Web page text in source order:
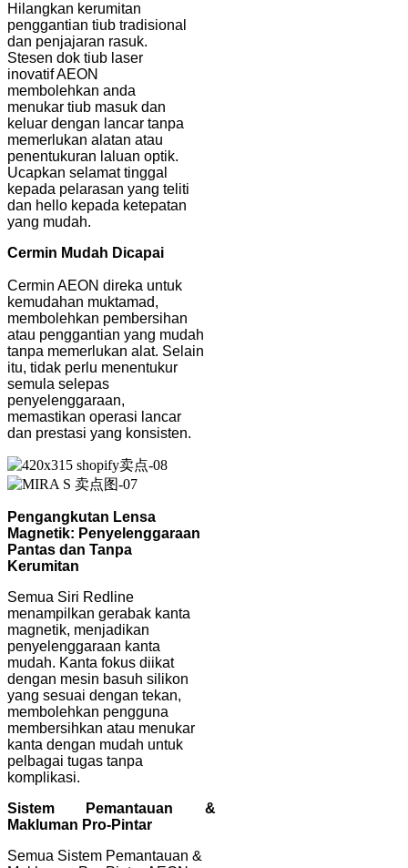
Hilangkan kerumitan
penggantian tiub tradisional
dan penjajaran rasuk.
Stesen dok tiub laser
inovatif AEON
membolehkan anda
menukar tiub masuk dan
keluar dengan lancar tanpa
memerlukan alatan atau
penentukuran laluan optik.
Ucapkan selamat tinggal
kepada pelarasan yang teliti
dan hello kepada ketepatan
yang mudah.
Cermin Mudah Dicapai
Cermin AEON direka untuk
kemudahan muktamad,
membolehkan pembersihan
atau penggantian yang mudah
tanpa memerlukan alat. Selain
itu, tidak perlu menentukur
semula selepas
penyelenggaraan,
memastikan operasi lancar
dan prestasi yang konsisten.
Pengangkutan Lensa
Magnetik: Penyelenggaraan
Pantas dan Tanpa
Kerumitan
Semua Siri Redline
menampilkan gerabak kanta
magnetik, menjadikan
penyelenggaraan kanta
mudah. Kanta fokus diikat
dengan mesin basuh silikon
yang sesuai dengan tekan,
membolehkan pengguna
membersihkan atau menukar
kanta dengan mudah untuk
pelbagai tugas tanpa
komplikasi.
Sistem Pemantauan &
Makluman Pro-Pintar
Semua Sistem Pemantauan &